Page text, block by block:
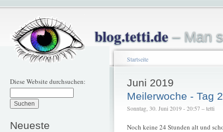
blog.tetti.de– Man
Diese Website durchsuchen:
Neueste
Startseite
Juni 2019
Meilerwoche - Tag 2
Sonntag, 30. Juni 2019 - 20:57 – tetti
Noch keine 24 Stunden alt und